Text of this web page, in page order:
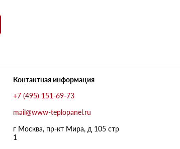
Контактная информация
+7 (495) 151-69-73
mail@www-teplopanel.ru
г Москва, пр-кт Мира, д 105 стр
1